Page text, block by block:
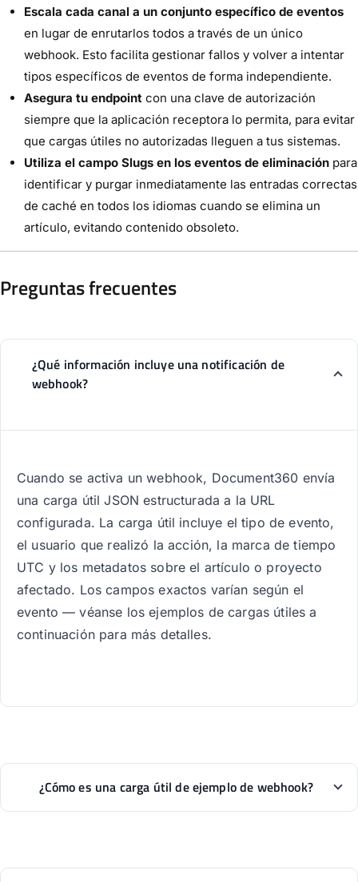
Escala cada canal a un conjunto específico de eventos
en lugar de enrutarlos todos a través de un único
webhook. Esto facilita gestionar fallos y volver a intentar
tipos específicos de eventos de forma independiente.
Asegura tu endpoint con una clave de autorización
siempre que la aplicación receptora lo permita, para evitar
que cargas útiles no autorizadas lleguen a tus sistemas.
Utiliza el campo Slugs en los eventos de eliminación para
identificar y purgar inmediatamente las entradas correctas
de caché en todos los idiomas cuando se elimina un
artículo, evitando contenido obsoleto.
Preguntas frecuentes
¿Qué información incluye una notificación de
webhook?
Cuando se activa un webhook, Document360 envía
una carga útil JSON estructurada a la URL
configurada. La carga útil incluye el tipo de evento,
el usuario que realizó la acción, la marca de tiempo
UTC y los metadatos sobre el artículo o proyecto
afectado. Los campos exactos varían según el
evento — véanse los ejemplos de cargas útiles a
continuación para más detalles.
¿Cómo es una carga útil de ejemplo de webhook?